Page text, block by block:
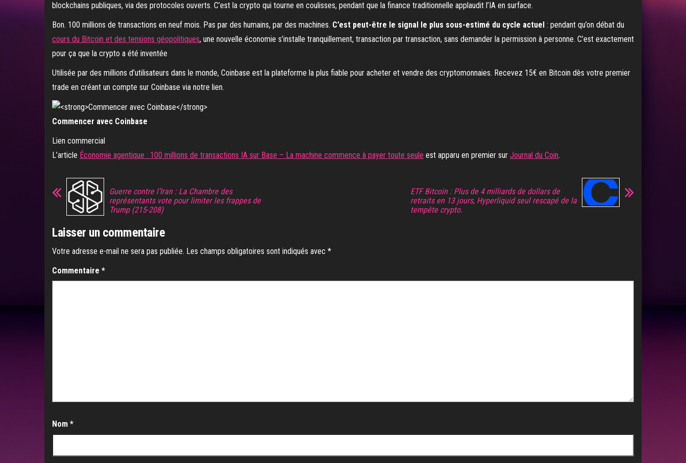
blockchains publiques, via des protocoles ouverts. C’est la crypto qui tourne en coulisses, pendant que la finance traditionnelle applaudit l’IA en surface.
Bon. 100 millions de transactions en neuf mois. Pas par des humains, par des machines. C’est peut-être le signal le plus sous-estimé du cycle actuel : pendant qu’on débat du
cours du Bitcoin et des tensions géopolitiques, une nouvelle économie s’installe tranquillement, transaction par transaction, sans demander la permission à personne. C’est exactement
pour ça que la crypto a été inventée
Utilisée par des millions d’utilisateurs dans le monde, Coinbase est la plateforme la plus fiable pour acheter et vendre des cryptomonnaies. Recevez 15€ en Bitcoin dès votre premier
trade en créant un compte sur Coinbase via notre lien.
Commencer avec Coinbase
Lien commercial
L’article Économie agentique : 100 millions de transactions IA sur Base – La machine commence à payer toute seule est apparu en premier sur Journal du Coin.
Guerre contre l’Iran : La Chambre des
représentants vote pour limiter les frappes de
Trump (215-208)
ETF Bitcoin : Plus de 4 milliards de dollars de
retraits en 13 jours, Hyperliquid seul rescapé de la
tempête crypto.
Laisser un commentaire
Votre adresse e-mail ne sera pas publiée. Les champs obligatoires sont indiqués avec *
Commentaire *
Nom *